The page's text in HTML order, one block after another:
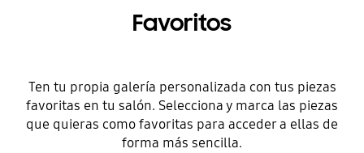
Favoritos
Ten tu propia galería personalizada con tus piezas
favoritas en tu salón. Selecciona y marca las piezas
que quieras como favoritas para acceder a ellas de
forma más sencilla.